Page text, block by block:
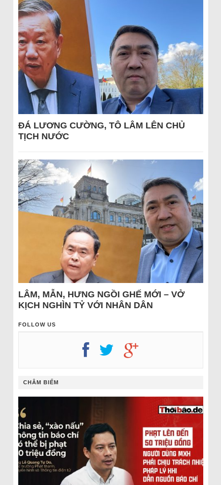
ĐÁ LƯƠNG CƯỜNG, TÔ LÂM LÊN CHỦ
TỊCH NƯỚC
LÂM, MẪN, HƯNG NGỒI GHẾ MỚI – VỞ
KỊCH NGHÌN TỶ VỚI NHÂN DÂN
FOLLOW US
CHÂM BIẾM